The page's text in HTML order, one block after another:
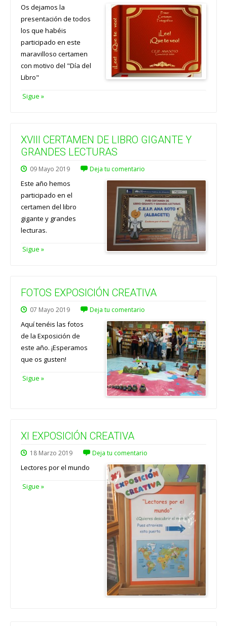
Os dejamos la
presentación de todos
los que habéis
participado en este
maravilloso certamen
con motivo del "Día del
Libro"
Sigue »
XVIII CERTAMEN DE LIBRO GIGANTE Y
GRANDES LECTURAS
09 Mayo 2019 Deja tu comentario
Este año hemos
participado en el
certamen del libro
gigante y grandes
lecturas.
Sigue »
FOTOS EXPOSICIÓN CREATIVA
07 Mayo 2019 Deja tu comentario
Aquí tenéis las fotos
de la Exposición de
este año. ¡Esperamos
que os gusten!
Sigue »
XI EXPOSICIÓN CREATIVA
18 Marzo 2019 Deja tu comentario
Lectores por el mundo
Sigue »